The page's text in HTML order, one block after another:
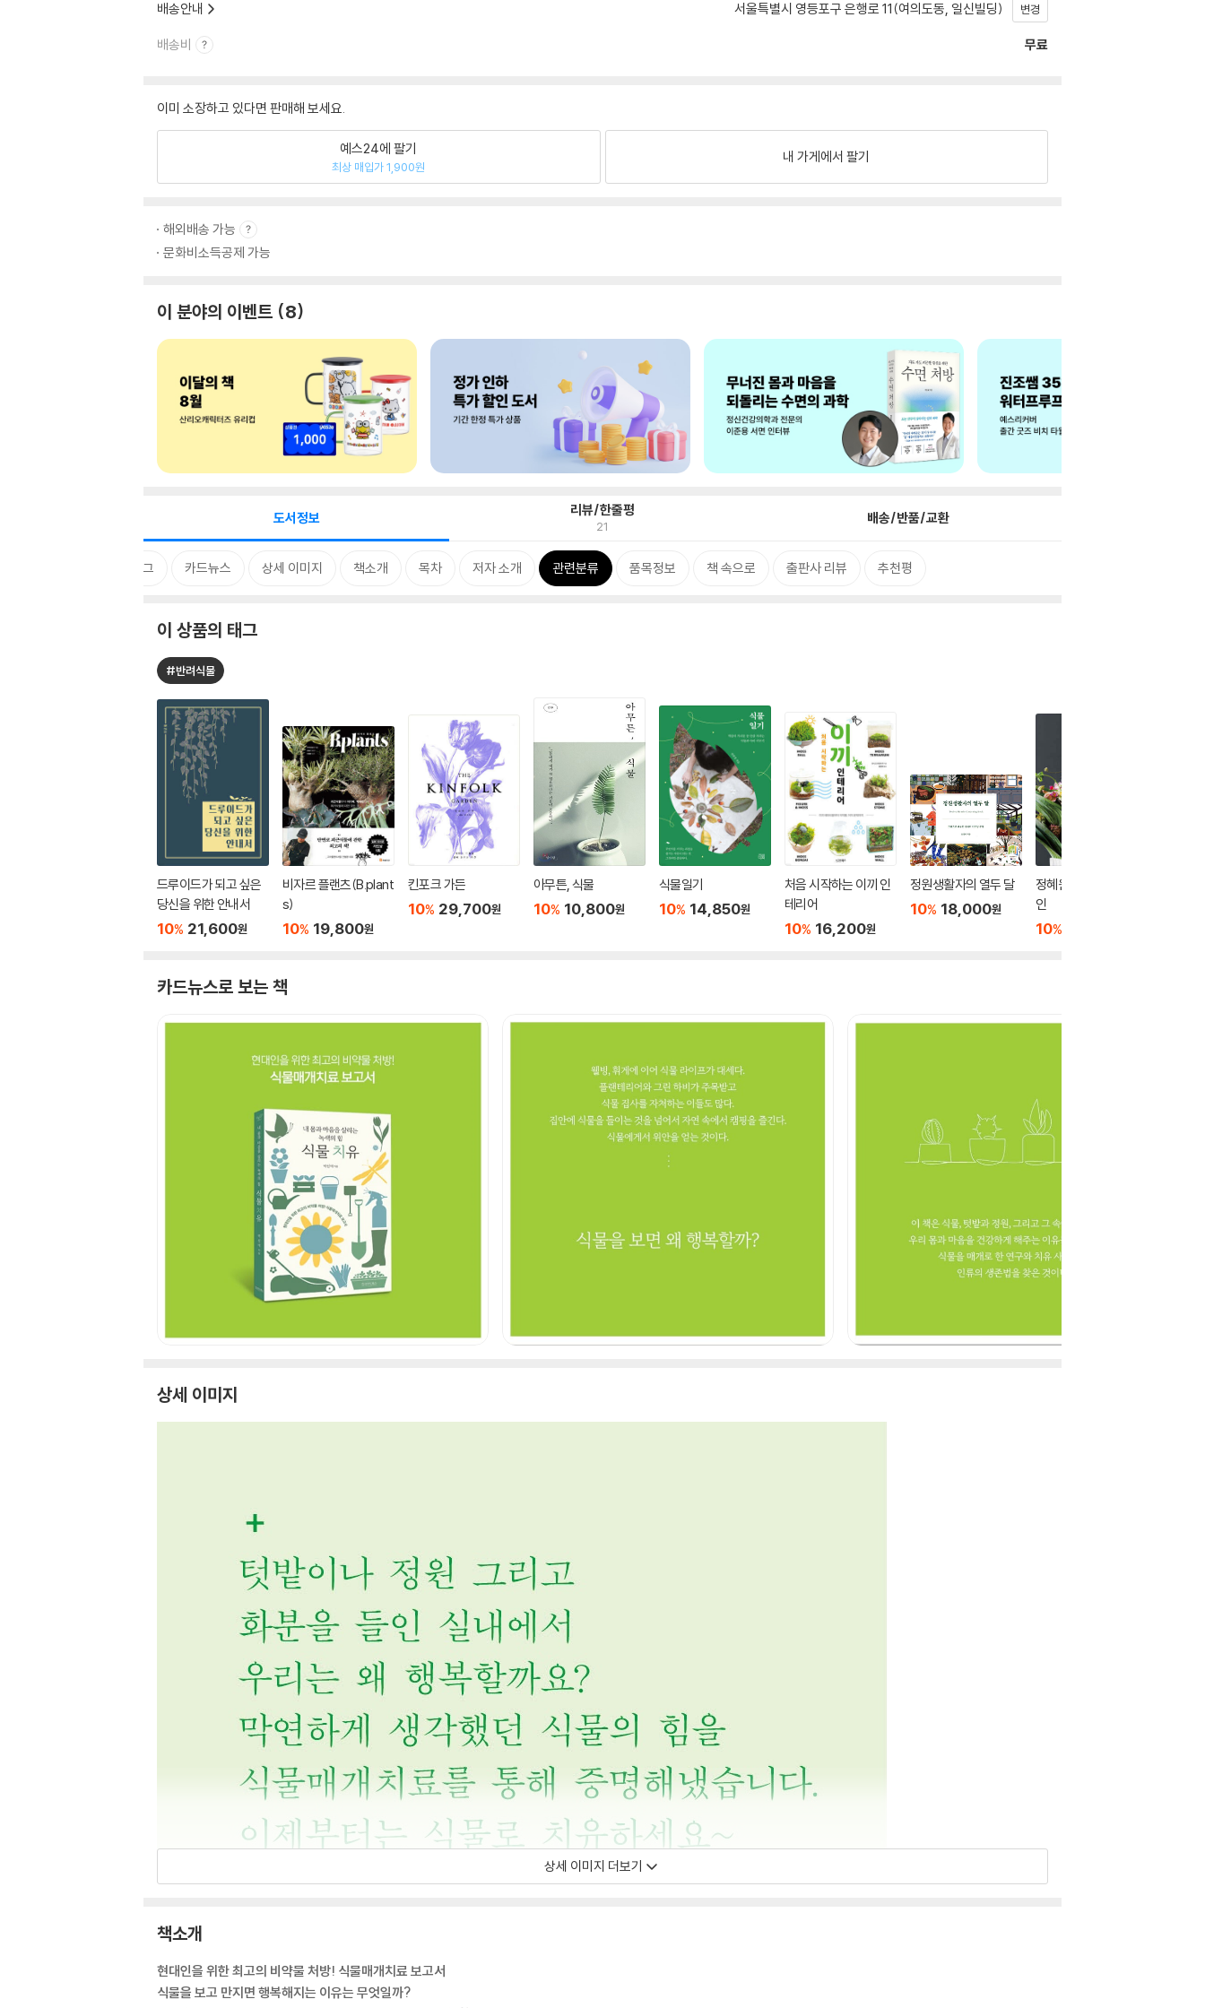
배송안내 서울특별시 영등포구 은행로 11(여의도동, 일신빌딩) 변경
배송비 무료
이미 소장하고 있다면 판매해 보세요.
예스24에 팔기
최상 매입가 1,900원
내 가게에서 팔기
해외배송 가능
문화비소득공제 가능
이 분야의 이벤트 8
도서정보 리뷰/한줄평
21 배송/반품/교환
태그 카드뉴스 상세 이미지 책소개 목차 저자 소개 관련분류 품목정보 책 속으로 출판사 리뷰 추천평
이 상품의 태그
#반려식물
드루이드가 되고 싶은
당신을 위한 안내서
10% 21,600원
비자르 플랜츠(B.plant
s)
10% 19,800원
킨포크 가든
10% 29,700원
아무튼, 식물
10% 10,800원
식물일기
10% 14,850원
처음 시작하는 이끼 인
테리어
10% 16,200원
정원생활자의 열두 달
10% 18,000원
정혜원의 플라워 디자
인
10%
카드뉴스로 보는 책
상세 이미지
상세 이미지 더보기
책소개
현대인을 위한 최고의 비약물 처방! 식물매개치료 보고서
식물을 보고 만지면 행복해지는 이유는 무엇일까?